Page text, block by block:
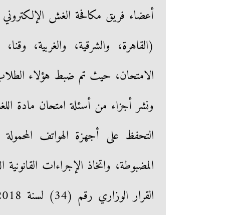
(القاهرة، والشرقية،
الامتحان، حيث تم ضبط هؤلاء
ونشر أجزاء من أسئلة امتحان مادة
التحفظ على أجهزة الهواتف
المضبوطة، واتخاذ الإجراءات